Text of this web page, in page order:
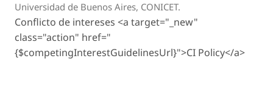
Universidad de Buenos Aires, CONICET.
Conflicto de intereses <a target="_new"
class="action" href="
{$competingInterestGuidelinesUrl}">CI Policy</a>